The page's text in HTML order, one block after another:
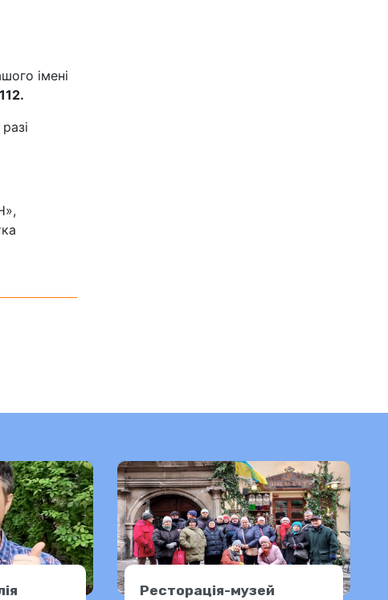
імені
112.
Ресторація-музей